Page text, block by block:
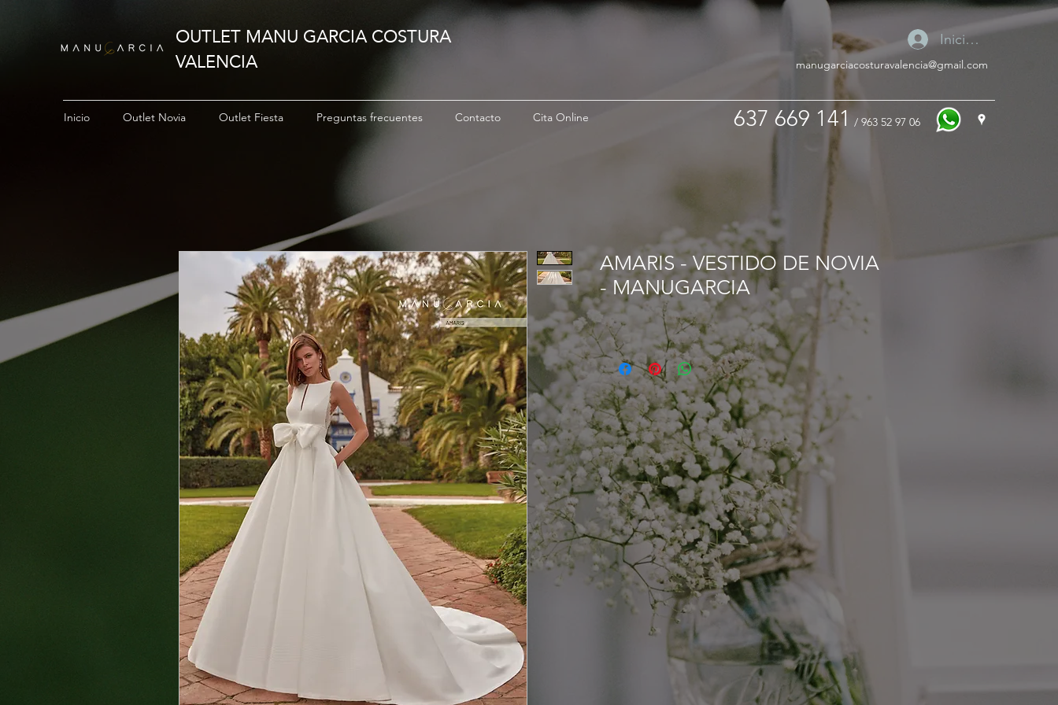
OUTLET MANU GARCIA COSTURA
VALENCIA
Iniciar sesión
manugarciacosturavalencia@gmail.com
Inicio Outlet Novia Outlet Fiesta Preguntas frecuentes Contacto Cita Online 637 669 141 / 963 52 97 06
AMARIS - VESTIDO DE NOVIA
- MANUGARCIA